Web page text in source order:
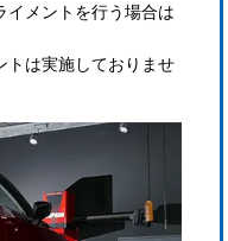
メントを行う場合は
は実施しておりませ